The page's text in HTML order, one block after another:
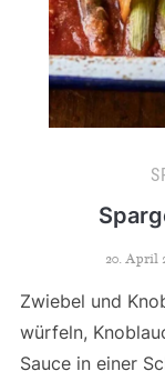
20. April
Zwiebel und
würfeln,
Sauce in einer